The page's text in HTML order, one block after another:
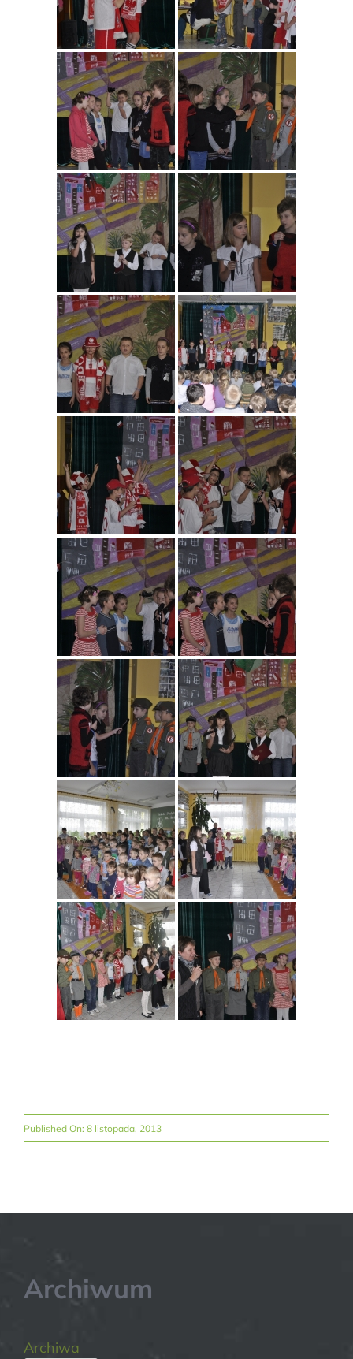
Published On: 8 listopada, 2013
Archiwum
Archiwa